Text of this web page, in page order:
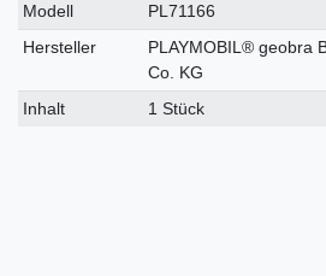
Modell
PL71166
Hersteller
PLAYMOBIL® geobra
Co. KG
Inhalt
1 Stück